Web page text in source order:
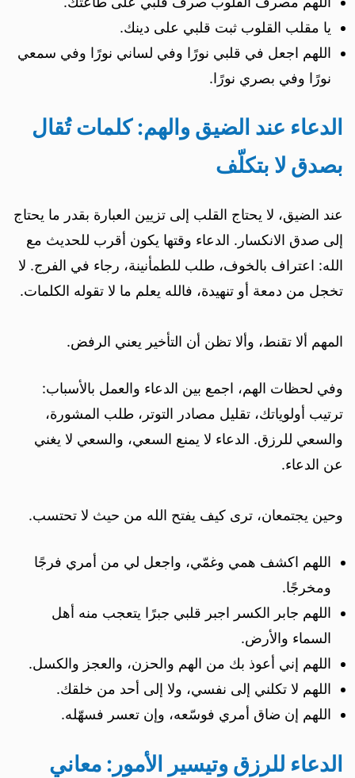
يا مقلب القلوب ثبت قلبي على دينك.
اللهم اجعل في قلبي نورًا وفي لساني نورًا وفي سمعي
نورًا وفي بصري نورًا.
الدعاء عند الضيق والهم: كلمات تُقال
بصدق لا بتكلّف
عند الضيق، لا يحتاج القلب إلى تزيين العبارة بقدر ما يحتاج
إلى صدق الانكسار. الدعاء وقتها يكون أقرب للحديث مع
الله: اعتراف بالخوف، طلب للطمأنينة، رجاء في الفرج. لا
تخجل من دمعة أو تنهيدة، فالله يعلم ما لا تقوله الكلمات.
المهم ألا تقنط، وألا تظن أن التأخير يعني الرفض.
وفي لحظات الهم، اجمع بين الدعاء والعمل بالأسباب:
ترتيب أولوياتك، تقليل مصادر التوتر، طلب المشورة،
والسعي للرزق. الدعاء لا يمنع السعي، والسعي لا يغني
عن الدعاء.
وحين يجتمعان، ترى كيف يفتح الله من حيث لا تحتسب.
اللهم اكشف همي وغمّي، واجعل لي من أمري فرجًا
ومخرجًا.
اللهم جابر الكسر اجبر قلبي جبرًا يتعجب منه أهل
السماء والأرض.
اللهم إني أعوذ بك من الهم والحزن، والعجز والكسل.
اللهم لا تكلني إلى نفسي، ولا إلى أحد من خلقك.
اللهم إن ضاق أمري فوسّعه، وإن تعسر فسهّله.
الدعاء للرزق وتيسير الأمور: معاني